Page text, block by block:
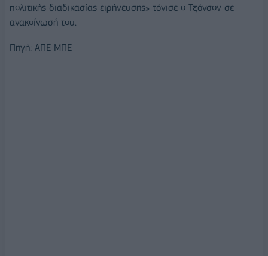
πολιτικής διαδικασίας ειρήνευσης» τόνισε ο Τζόνσον σε
ανακοίνωσή του.
Πηγή: ΑΠΕ ΜΠΕ